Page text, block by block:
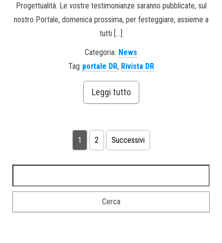
Progettualità. Le vostre testimonianze saranno pubblicate, sul
nostro Portale, domenica prossima, per festeggiare, assieme a
tutti […]
Categoria: News
Tag portale DR, Rivista DR
Leggi tutto
1 2 Successivi